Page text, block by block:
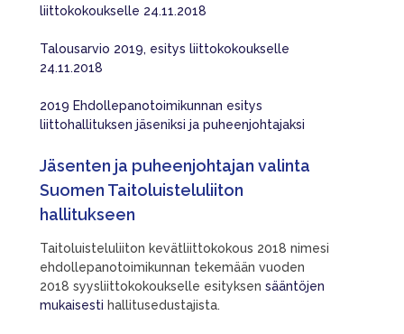
liittokokoukselle 24.11.2018
Talousarvio 2019, esitys liittokokoukselle
24.11.2018
2019 Ehdollepanotoimikunnan esitys
liittohallituksen jäseniksi ja puheenjohtajaksi
Jäsenten ja puheenjohtajan valinta
Suomen Taitoluisteluliiton
hallitukseen
Taitoluisteluliiton kevätliittokokous 2018 nimesi
ehdollepanotoimikunnan tekemään vuoden
2018 syysliittokokoukselle esityksen sääntöjen
mukaisesti hallitusedustajista.